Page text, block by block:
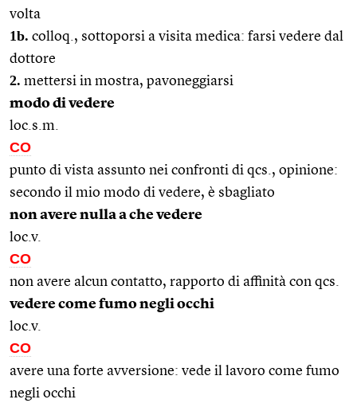
volta
1b. colloq., sottoporsi a visita medica: farsi vedere dal
dottore
2. mettersi in mostra, pavoneggiarsi
modo di vedere
loc.s.m.
CO
punto di vista assunto nei confronti di qcs., opinione:
secondo il mio modo di vedere, è sbagliato
non avere nulla a che vedere
loc.v.
CO
non avere alcun contatto, rapporto di affinità con qcs.
vedere come fumo negli occhi
loc.v.
CO
avere una forte avversione: vede il lavoro come fumo
negli occhi